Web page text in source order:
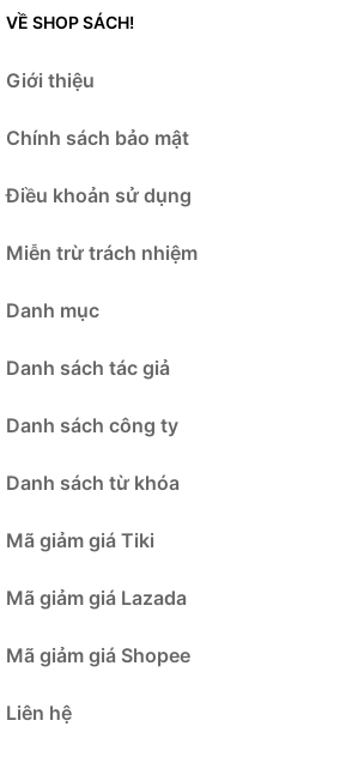
VỀ SHOP SÁCH!
Giới thiệu
Chính sách bảo mật
Điều khoản sử dụng
Miễn trừ trách nhiệm
Danh mục
Danh sách tác giả
Danh sách công ty
Danh sách từ khóa
Mã giảm giá Tiki
Mã giảm giá Lazada
Mã giảm giá Shopee
Liên hệ